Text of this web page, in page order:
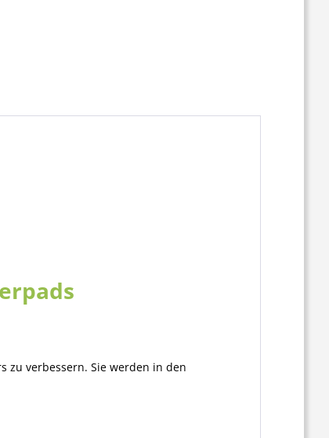
zu verbessern. Sie werden in den